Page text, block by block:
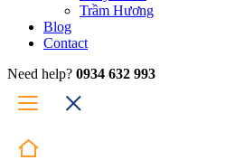
Trầm Hương
Blog
Contact
Need help? 0934 632 993